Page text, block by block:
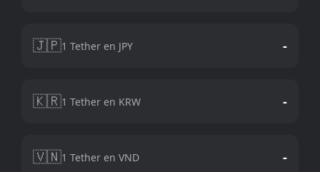
🇯🇵1 Tether en JPY -
🇰🇷1 Tether en KRW -
🇻🇳1 Tether en VND -